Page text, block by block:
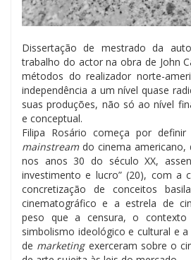
Dissertação de mestrado da
trabalho do actor na obra de John
métodos do realizador norte-
independência a um nível quase
suas produções, não só ao nível
e conceptual.
Filipa Rosário começa por
mainstreamdo cinema americano,
nos anos 30 do século XX,
investimento e lucro” (20), com a
concretização de conceitos
cinematográfico e a estrela de
peso que a censura, o contexto
simbolismo ideológico e cultural e
de marketingexerceram sobre o